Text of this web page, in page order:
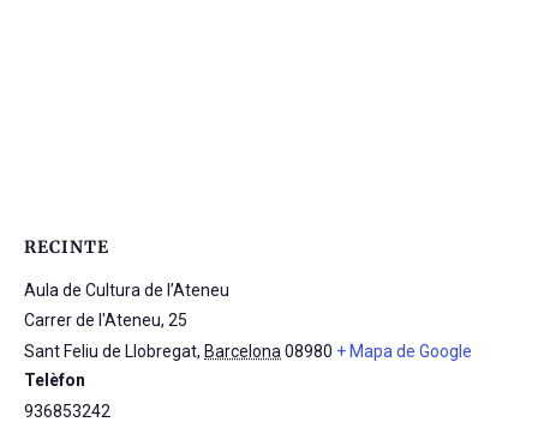
RECINTE
Aula de Cultura de l’Ateneu
Carrer de l'Ateneu, 25
Sant Feliu de Llobregat, Barcelona 08980 + Mapa de Google
Telèfon
936853242